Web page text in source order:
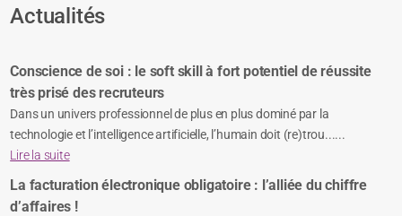
Actualités
Conscience de soi : le soft skill à fort potentiel de réussite
très prisé des recruteurs
Dans un univers professionnel de plus en plus dominé par la
technologie et l’intelligence artificielle, l’humain doit (re)trou......
Lire la suite
La facturation électronique obligatoire : l’alliée du chiffre
d’affaires !